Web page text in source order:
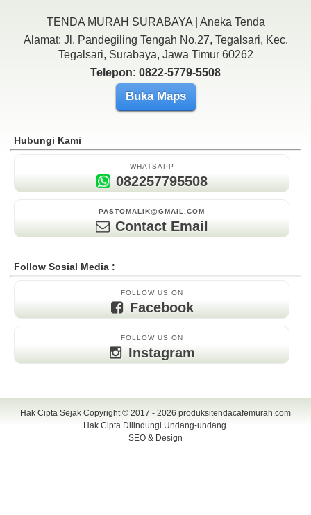
TENDA MURAH SURABAYA | Aneka Tenda
Alamat: Jl. Pandegiling Tengah No.27, Tegalsari, Kec.
Tegalsari, Surabaya, Jawa Timur 60262
Telepon: 0822-5779-5508
Buka Maps
Hubungi Kami
WHATSAPP
082257795508
PASTOMALIK@GMAIL.COM
Contact Email
Follow Sosial Media :
FOLLOW US ON
Facebook
FOLLOW US ON
Instagram
Hak Cipta Sejak Copyright © 2017 - 2026 produksitendacafemurah.com
Hak Cipta Dilindungi Undang-undang.
SEO & Design